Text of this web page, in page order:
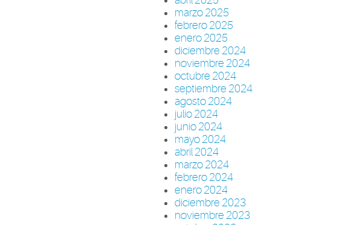
marzo 2025
febrero 2025
enero 2025
diciembre 2024
noviembre 2024
octubre 2024
septiembre 2024
agosto 2024
julio 2024
junio 2024
mayo 2024
abril 2024
marzo 2024
febrero 2024
enero 2024
diciembre 2023
noviembre 2023